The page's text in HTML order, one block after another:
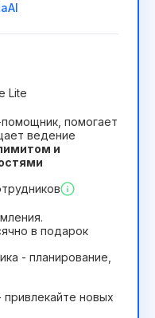
Lite
помогает
ведение
и
в подарок
- планирование,
новых